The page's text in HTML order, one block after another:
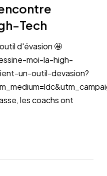
Tech
d'évasion 🤩
moi-la-high-
un-outil-devasion?
les coachs ont